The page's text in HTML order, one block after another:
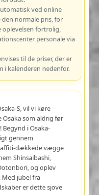
ved online
normale pris, for
oplevelsen fortrolig,
personale via
til de priser, der er
i kalenderen nedenfor.
S, vil vi køre
Osaka som aldrig før
i Osaka-
gennem
dækkede vægge
Shinsaibashi,
og oplev
Med jubel fra
er dette sjove